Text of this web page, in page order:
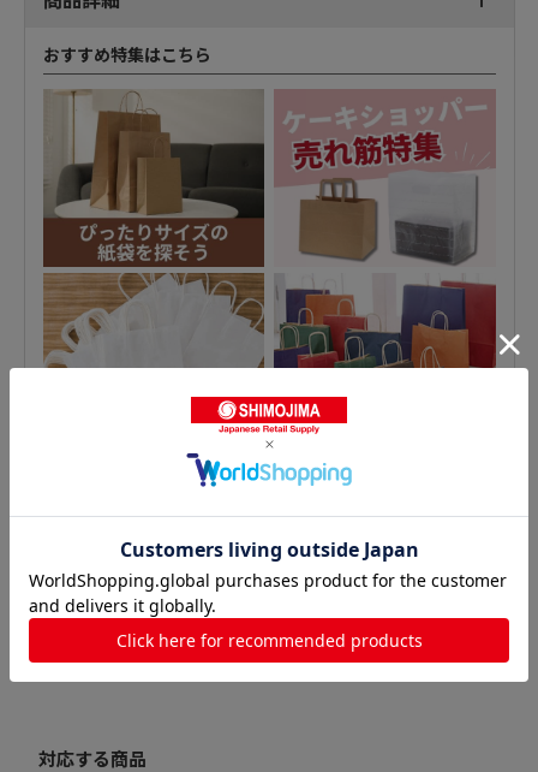
おすすめ特集はこちら
対応する商品